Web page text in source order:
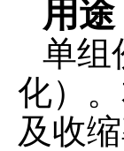
用途
单组
化）
及收